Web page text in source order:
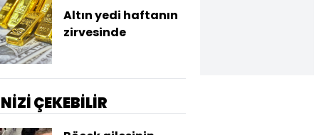
Altın yedi haftanın
zirvesinde
ÇEKEBİLİR